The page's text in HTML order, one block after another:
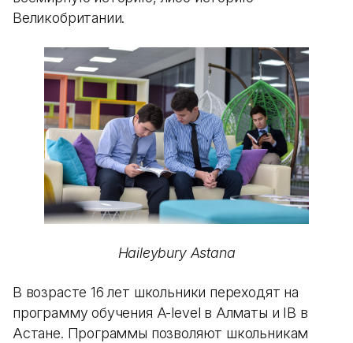
Великобритании.
Haileybury Astana
В возрасте 16 лет школьники переходят на
программу обучения A-level в Алматы и IB в
Астане. Программы позволяют школьникам